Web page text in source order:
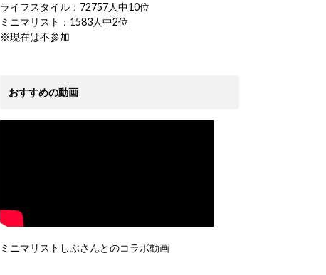
ライフスタイル：72757人中10位
ミニマリスト：1583人中2位
※現在は不参加
おすすめの動画
ミニマリストしぶさんとのコラボ動画